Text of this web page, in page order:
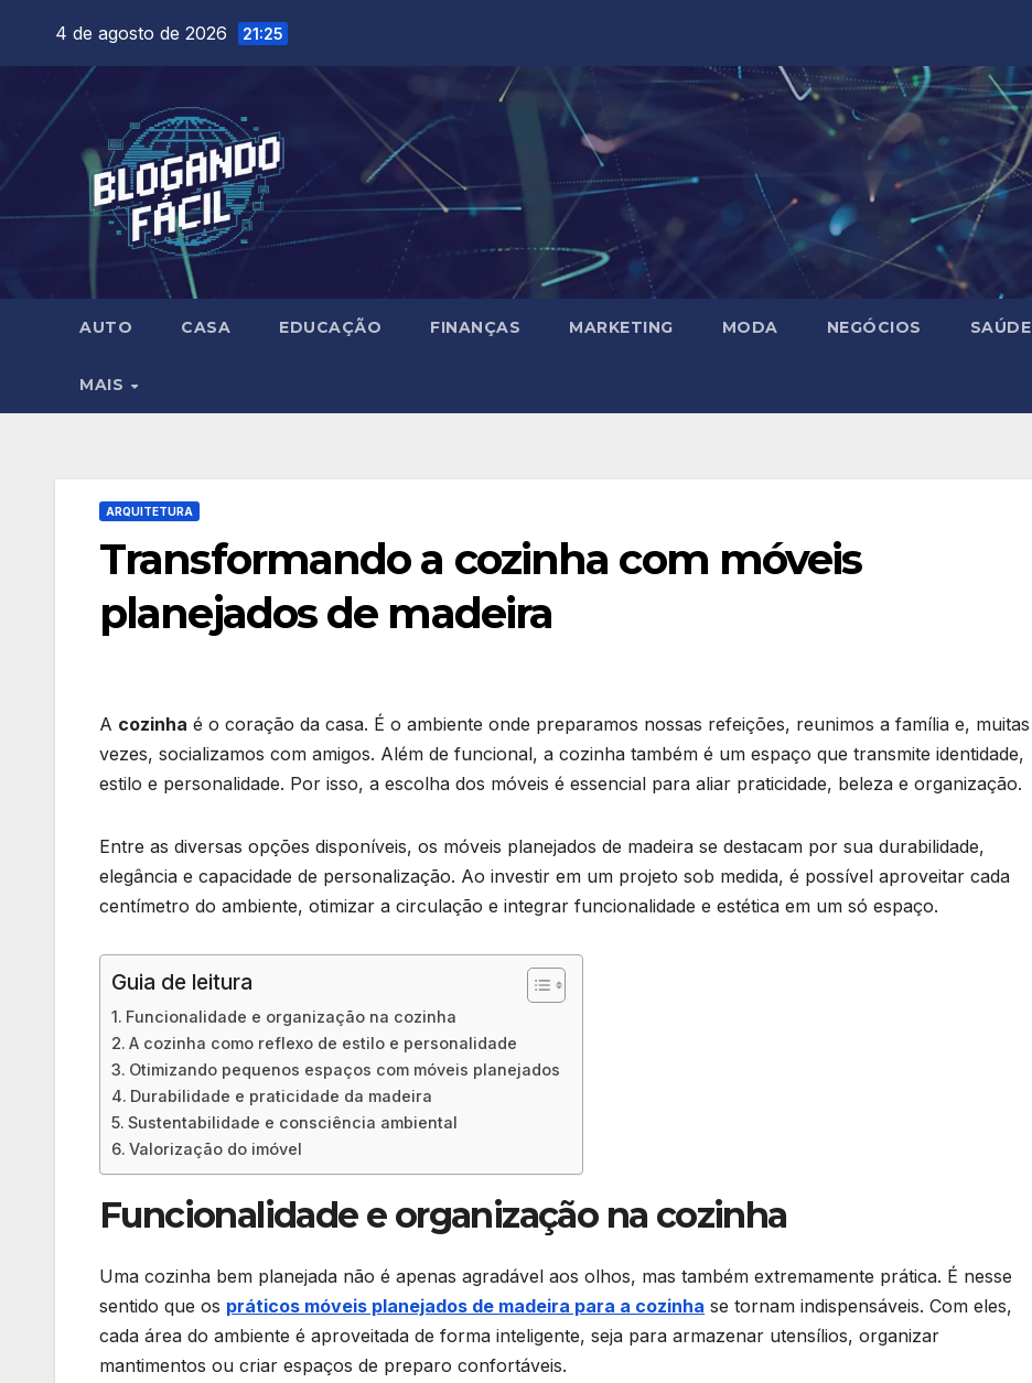
4 de agosto de 2026 21:25
AUTO CASA EDUCAÇÃO FINANÇAS MARKETING MODA NEGÓCIOS SAÚDE
MAIS
ARQUITETURA
Transformando a cozinha com móveis
planejados de madeira
A cozinha é o coração da casa. É o ambiente onde preparamos nossas refeições, reunimos a família e, muitas
vezes, socializamos com amigos. Além de funcional, a cozinha também é um espaço que transmite identidade,
estilo e personalidade. Por isso, a escolha dos móveis é essencial para aliar praticidade, beleza e organização.
Entre as diversas opções disponíveis, os móveis planejados de madeira se destacam por sua durabilidade,
elegância e capacidade de personalização. Ao investir em um projeto sob medida, é possível aproveitar cada
centímetro do ambiente, otimizar a circulação e integrar funcionalidade e estética em um só espaço.
Guia de leitura
Funcionalidade e organização na cozinha
A cozinha como reflexo de estilo e personalidade
Otimizando pequenos espaços com móveis planejados
Durabilidade e praticidade da madeira
Sustentabilidade e consciência ambiental
Valorização do imóvel
Funcionalidade e organização na cozinha
Uma cozinha bem planejada não é apenas agradável aos olhos, mas também extremamente prática. É nesse
sentido que os práticos móveis planejados de madeira para a cozinha se tornam indispensáveis. Com eles,
cada área do ambiente é aproveitada de forma inteligente, seja para armazenar utensílios, organizar
mantimentos ou criar espaços de preparo confortáveis.